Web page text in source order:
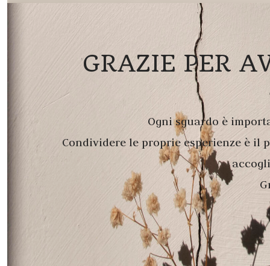
GRAZIE PER
Ogni sguardo è
Condividere le proprie esperienze è il